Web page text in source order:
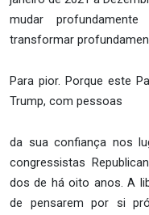
mudar
transformar
Para pior. Porque este
Trump, com pessoas
da sua confiança nos
congressistas
dos de há oito anos. A
de pensarem por si